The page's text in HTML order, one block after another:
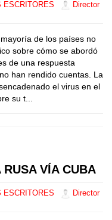
ESCRITORES
Director
de los países no
sobre cómo se abordó
de una respuesta
han rendido cuentas. La
el virus en el
su t...
RUSA VÍA CUBA
ESCRITORES
Director